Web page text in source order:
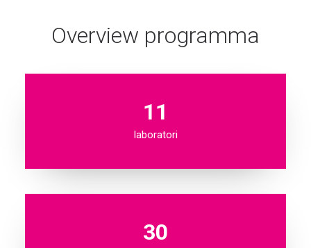
Overview programma
11
laboratori
30